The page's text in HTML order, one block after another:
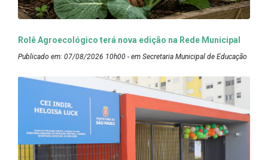
Rolê Agroecológico terá nova edição na Rede Municipal
Publicado em: 07/08/2026 10h00 - em Secretaria Municipal de Educação